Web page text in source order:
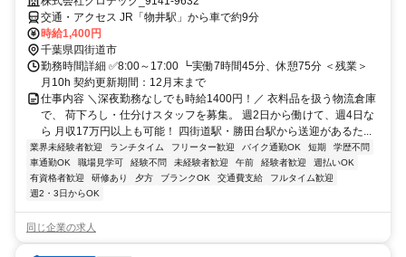
交通・アクセス JR「物井駅」から車で約9分
時給1,400円
千葉県四街道市
勤務時間詳細 ✅8:00～17:00 ┗実働7時間45分、休憩75分 ＜残業＞
月10h 契約更新期間：12月末まで
仕事内容 ＼深夜勤務なしでも時給1400円！／ 衣料品を扱う物流倉庫
で、 荷下ろし・仕分けスタッフを募集。 週2日から働けて、週4日な
ら 月収17万円以上も可能！ 四街道駅・勝田台駅から送迎があるた...
業界未経験者歓迎 ランチタイム フリーター歓迎 バイク通勤OK 短期
学歴不問
車通勤OK
職場見学可 経験不問 未経験者歓迎 午前 経験者歓迎
週払いOK
有資格者歓迎
研修あり 夕方 ブランクOK 交通費支給
フルタイム歓迎
週2・3日からOK
同じ企業の求人